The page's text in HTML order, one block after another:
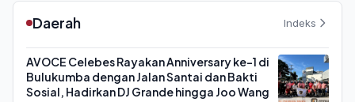
Daerah Indeks
AVOCE Celebes Rayakan Anniversary ke-1 di
Bulukumba dengan Jalan Santai dan Bakti
Sosial, Hadirkan DJ Grande hingga Joo Wang